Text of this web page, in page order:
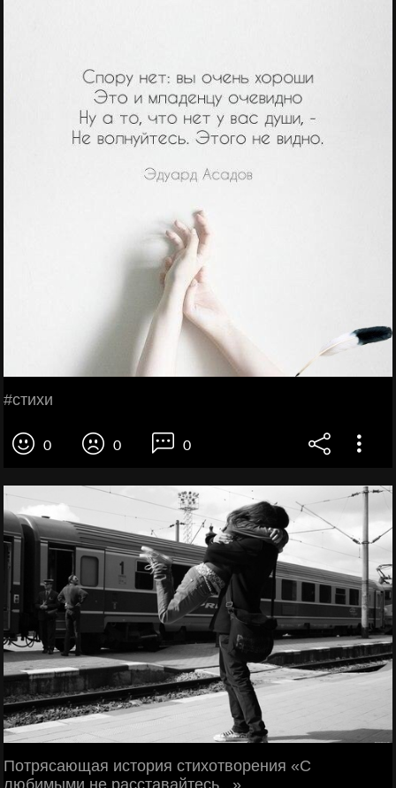
#стихи
0 0 0
Потрясающая история стихотворения «С
любимыми не расставайтесь...»